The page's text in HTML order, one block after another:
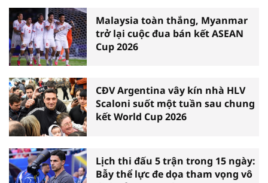
Malaysia toàn thắng, Myanmar
trở lại cuộc đua bán kết ASEAN
Cup 2026
CĐV Argentina vây kín nhà HLV
Scaloni suốt một tuần sau chung
kết World Cup 2026
Lịch thi đấu 5 trận trong 15 ngày:
Bẫy thể lực đe dọa tham vọng vô